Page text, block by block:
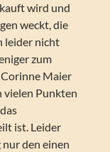
wird und
weckt, die
leider nicht
zum
Corinne Maier
Punkten
ist. Leider
den einen